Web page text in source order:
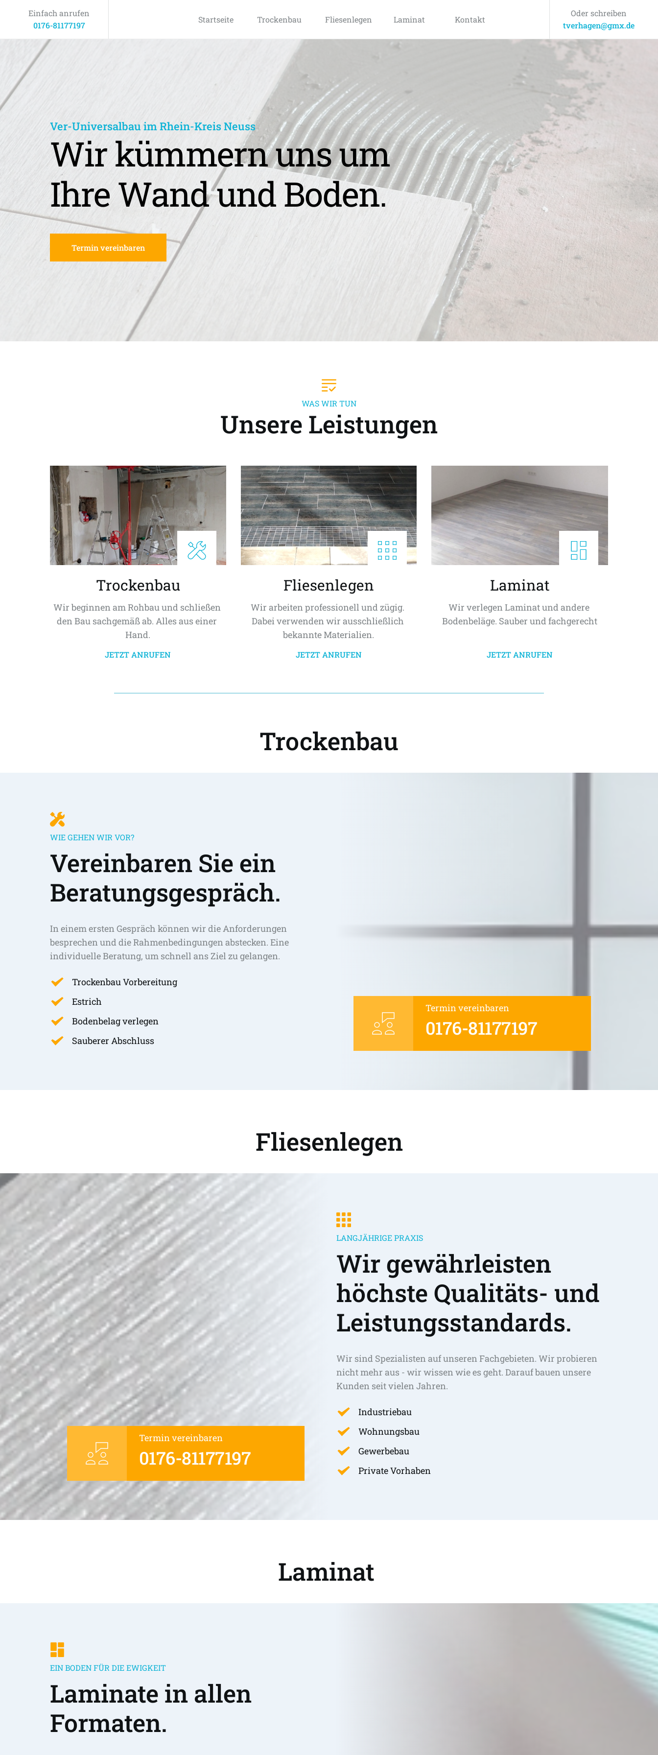
Einfach anrufen
0176-81177197
Startseite Trockenbau Fliesenlegen Laminat Kontakt
Oder schreiben
tverhagen@gmx.de
Ver-Universalbau im Rhein-Kreis Neuss
Wir kümmern uns um
Ihre Wand und Boden.
Termin vereinbaren
WAS WIR TUN
Unsere Leistungen
Trockenbau
Wir beginnen am Rohbau und schließen
den Bau sachgemäß ab. Alles aus einer
Hand.
JETZT ANRUFEN
Fliesenlegen
Wir arbeiten professionell und zügig.
Dabei verwenden wir ausschließlich
bekannte Materialien.
JETZT ANRUFEN
Laminat
Wir verlegen Laminat und andere
Bodenbeläge. Sauber und fachgerecht
JETZT ANRUFEN
Trockenbau
WIE GEHEN WIR VOR?
Vereinbaren Sie ein
Beratungsgespräch.
In einem ersten Gespräch können wir die Anforderungen
besprechen und die Rahmenbedingungen abstecken. Eine
individuelle Beratung, um schnell ans Ziel zu gelangen.
Trockenbau Vorbereitung
Estrich
Bodenbelag verlegen
Sauberer Abschluss
Termin vereinbaren
0176-81177197
Fliesenlegen
Termin vereinbaren
0176-81177197
LANGJÄHRIGE PRAXIS
Wir gewährleisten
höchste Qualitäts- und
Leistungsstandards.
Wir sind Spezialisten auf unseren Fachgebieten. Wir probieren
nicht mehr aus - wir wissen wie es geht. Darauf bauen unsere
Kunden seit vielen Jahren.
Industriebau
Wohnungsbau
Gewerbebau
Private Vorhaben
Laminat
EIN BODEN FÜR DIE EWIGKEIT
Laminate in allen
Formaten.